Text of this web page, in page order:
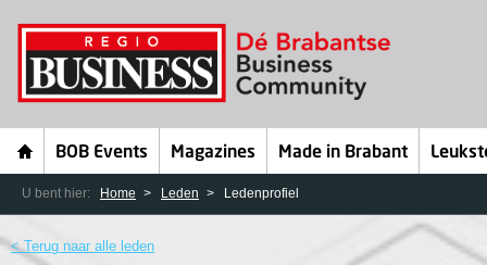
BOB Events Magazines Made in Brabant
U bent hier: Home Leden Ledenprofiel
< Terug naar alle leden